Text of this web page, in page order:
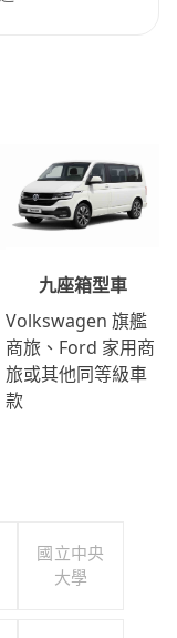
九座箱型車
Volkswagen 旗艦
商旅、Ford 家用商
旅或其他同等級車
款
國立中央
大學